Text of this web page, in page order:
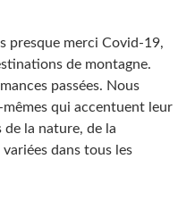
presque merci Covid-19,
de montagne.
passées. Nous
qui accentuent leur
la nature, de la
dans tous les